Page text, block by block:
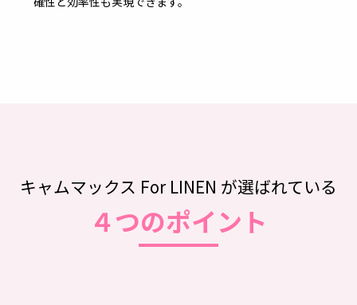
キャムマックス For LINEN が選ばれている
４つのポイント